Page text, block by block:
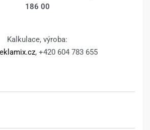
186 00
Kalkulace, výroba:
, +420 604 783 655